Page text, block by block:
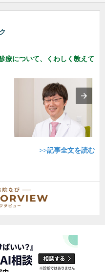
療について、くわしく教えて
>>記事全文を読む